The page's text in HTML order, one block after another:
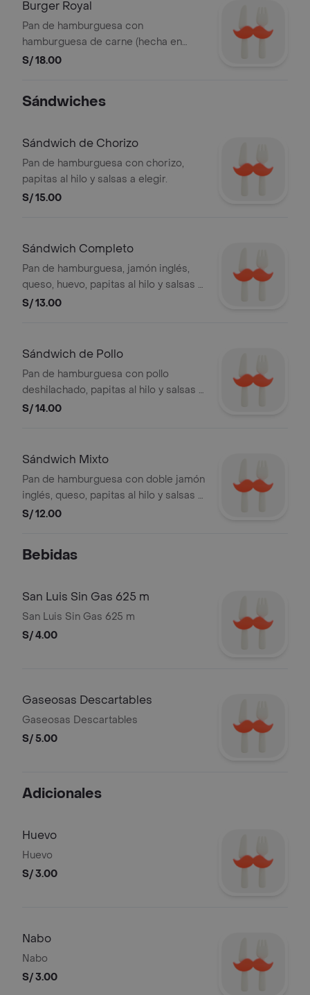
Burger Royal
Pan de hamburguesa con
hamburguesa de carne (hecha en
casa), queso, huevo, lechuga , tomate,
S/ 18.00
Sándwiches
Sándwich de Chorizo
Pan de hamburguesa con chorizo,
papitas al hilo y salsas a elegir.
S/ 15.00
Sándwich Completo
Pan de hamburguesa, jamón inglés,
queso, huevo, papitas al hilo y salsas a
elegir.
S/ 13.00
Sándwich de Pollo
Pan de hamburguesa con pollo
deshilachado, papitas al hilo y salsas a
elegir.
S/ 14.00
Sándwich Mixto
Pan de hamburguesa con doble jamón
inglés, queso, papitas al hilo y salsas a
elegir.
S/ 12.00
Bebidas
San Luis Sin Gas 625 m
San Luis Sin Gas 625 m
S/ 4.00
Gaseosas Descartables
Gaseosas Descartables
S/ 5.00
Adicionales
Huevo
Huevo
S/ 3.00
Nabo
Nabo
S/ 3.00